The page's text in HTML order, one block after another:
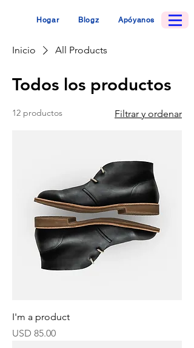
Hogar Blogz Apóyanos
Inicio All Products
Todos los productos
12 productos Filtrar y ordenar
I'm a product
Precio
USD 85.00